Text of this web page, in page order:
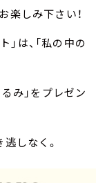
楽しみ下さい！
は、「私の中の
み」をプレゼン
しなく。